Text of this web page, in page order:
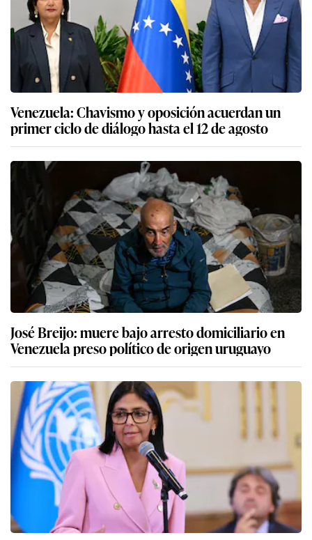
Venezuela: Chavismo y oposición acuerdan un
primer ciclo de diálogo hasta el 12 de agosto
José Breijo: muere bajo arresto domiciliario en
Venezuela preso político de origen uruguayo